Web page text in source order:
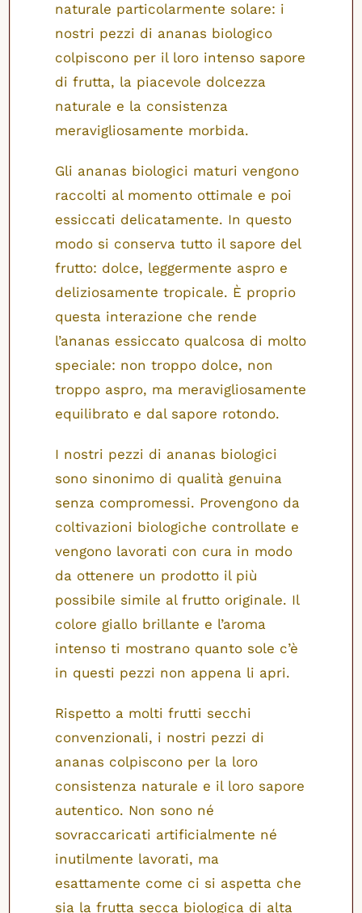
naturale particolarmente solare: i
nostri pezzi di ananas biologico
colpiscono per il loro intenso sapore
di frutta, la piacevole dolcezza
naturale e la consistenza
meravigliosamente morbida.
Gli ananas biologici maturi vengono
raccolti al momento ottimale e poi
essiccati delicatamente. In questo
modo si conserva tutto il sapore del
frutto: dolce, leggermente aspro e
deliziosamente tropicale. È proprio
questa interazione che rende
l’ananas essiccato qualcosa di molto
speciale: non troppo dolce, non
troppo aspro, ma meravigliosamente
equilibrato e dal sapore rotondo.
I nostri pezzi di ananas biologici
sono sinonimo di qualità genuina
senza compromessi. Provengono da
coltivazioni biologiche controllate e
vengono lavorati con cura in modo
da ottenere un prodotto il più
possibile simile al frutto originale. Il
colore giallo brillante e l’aroma
intenso ti mostrano quanto sole c’è
in questi pezzi non appena li apri.
Rispetto a molti frutti secchi
convenzionali, i nostri pezzi di
ananas colpiscono per la loro
consistenza naturale e il loro sapore
autentico. Non sono né
sovraccaricati artificialmente né
inutilmente lavorati, ma
esattamente come ci si aspetta che
sia la frutta secca biologica di alta